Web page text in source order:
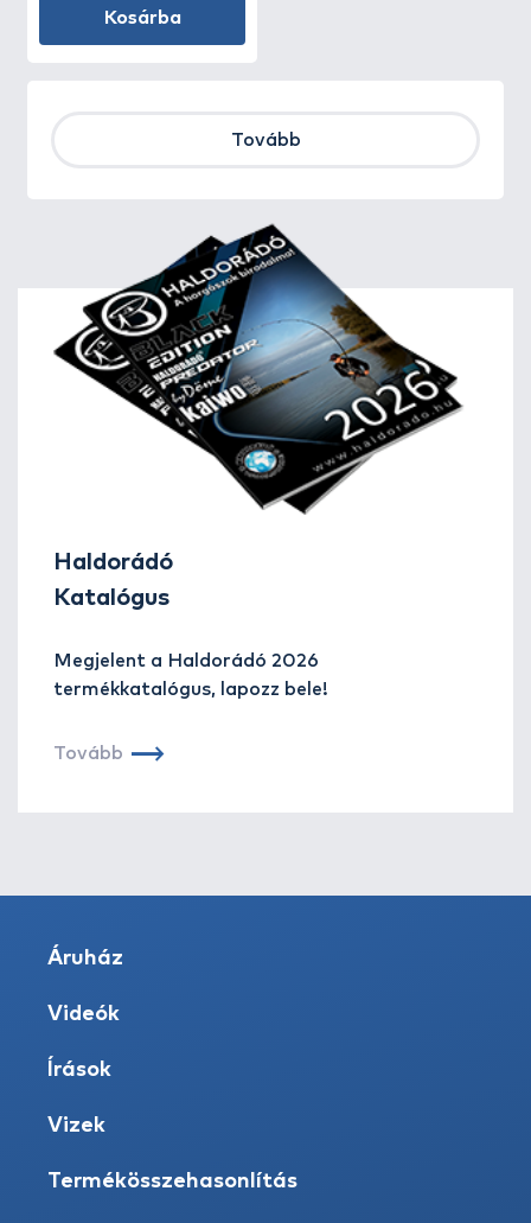
Kosárba
Tovább
Haldorádó
Katalógus
Megjelent a Haldorádó 2026
termékkatalógus, lapozz bele!
Tovább
Áruház
Videók
Írások
Vizek
Termékösszehasonlítás